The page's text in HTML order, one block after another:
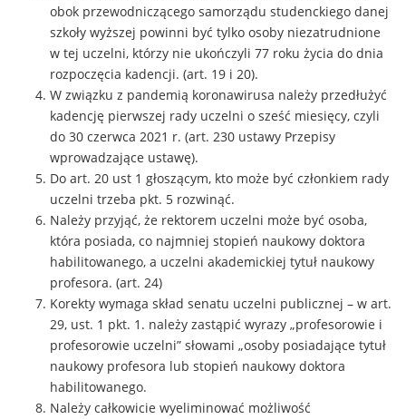
obok przewodniczącego samorządu studenckiego danej
szkoły wyższej powinni być tylko osoby niezatrudnione
w tej uczelni, którzy nie ukończyli 77 roku życia do dnia
rozpoczęcia kadencji. (art. 19 i 20).
W związku z pandemią koronawirusa należy przedłużyć
kadencję pierwszej rady uczelni o sześć miesięcy, czyli
do 30 czerwca 2021 r. (art. 230 ustawy Przepisy
wprowadzające ustawę).
Do art. 20 ust 1 głoszącym, kto może być członkiem rady
uczelni trzeba pkt. 5 rozwinąć.
Należy przyjąć, że rektorem uczelni może być osoba,
która posiada, co najmniej stopień naukowy doktora
habilitowanego, a uczelni akademickiej tytuł naukowy
profesora. (art. 24)
Korekty wymaga skład senatu uczelni publicznej – w art.
29, ust. 1 pkt. 1. należy zastąpić wyrazy „profesorowie i
profesorowie uczelni” słowami „osoby posiadające tytuł
naukowy profesora lub stopień naukowy doktora
habilitowanego.
Należy całkowicie wyeliminować możliwość